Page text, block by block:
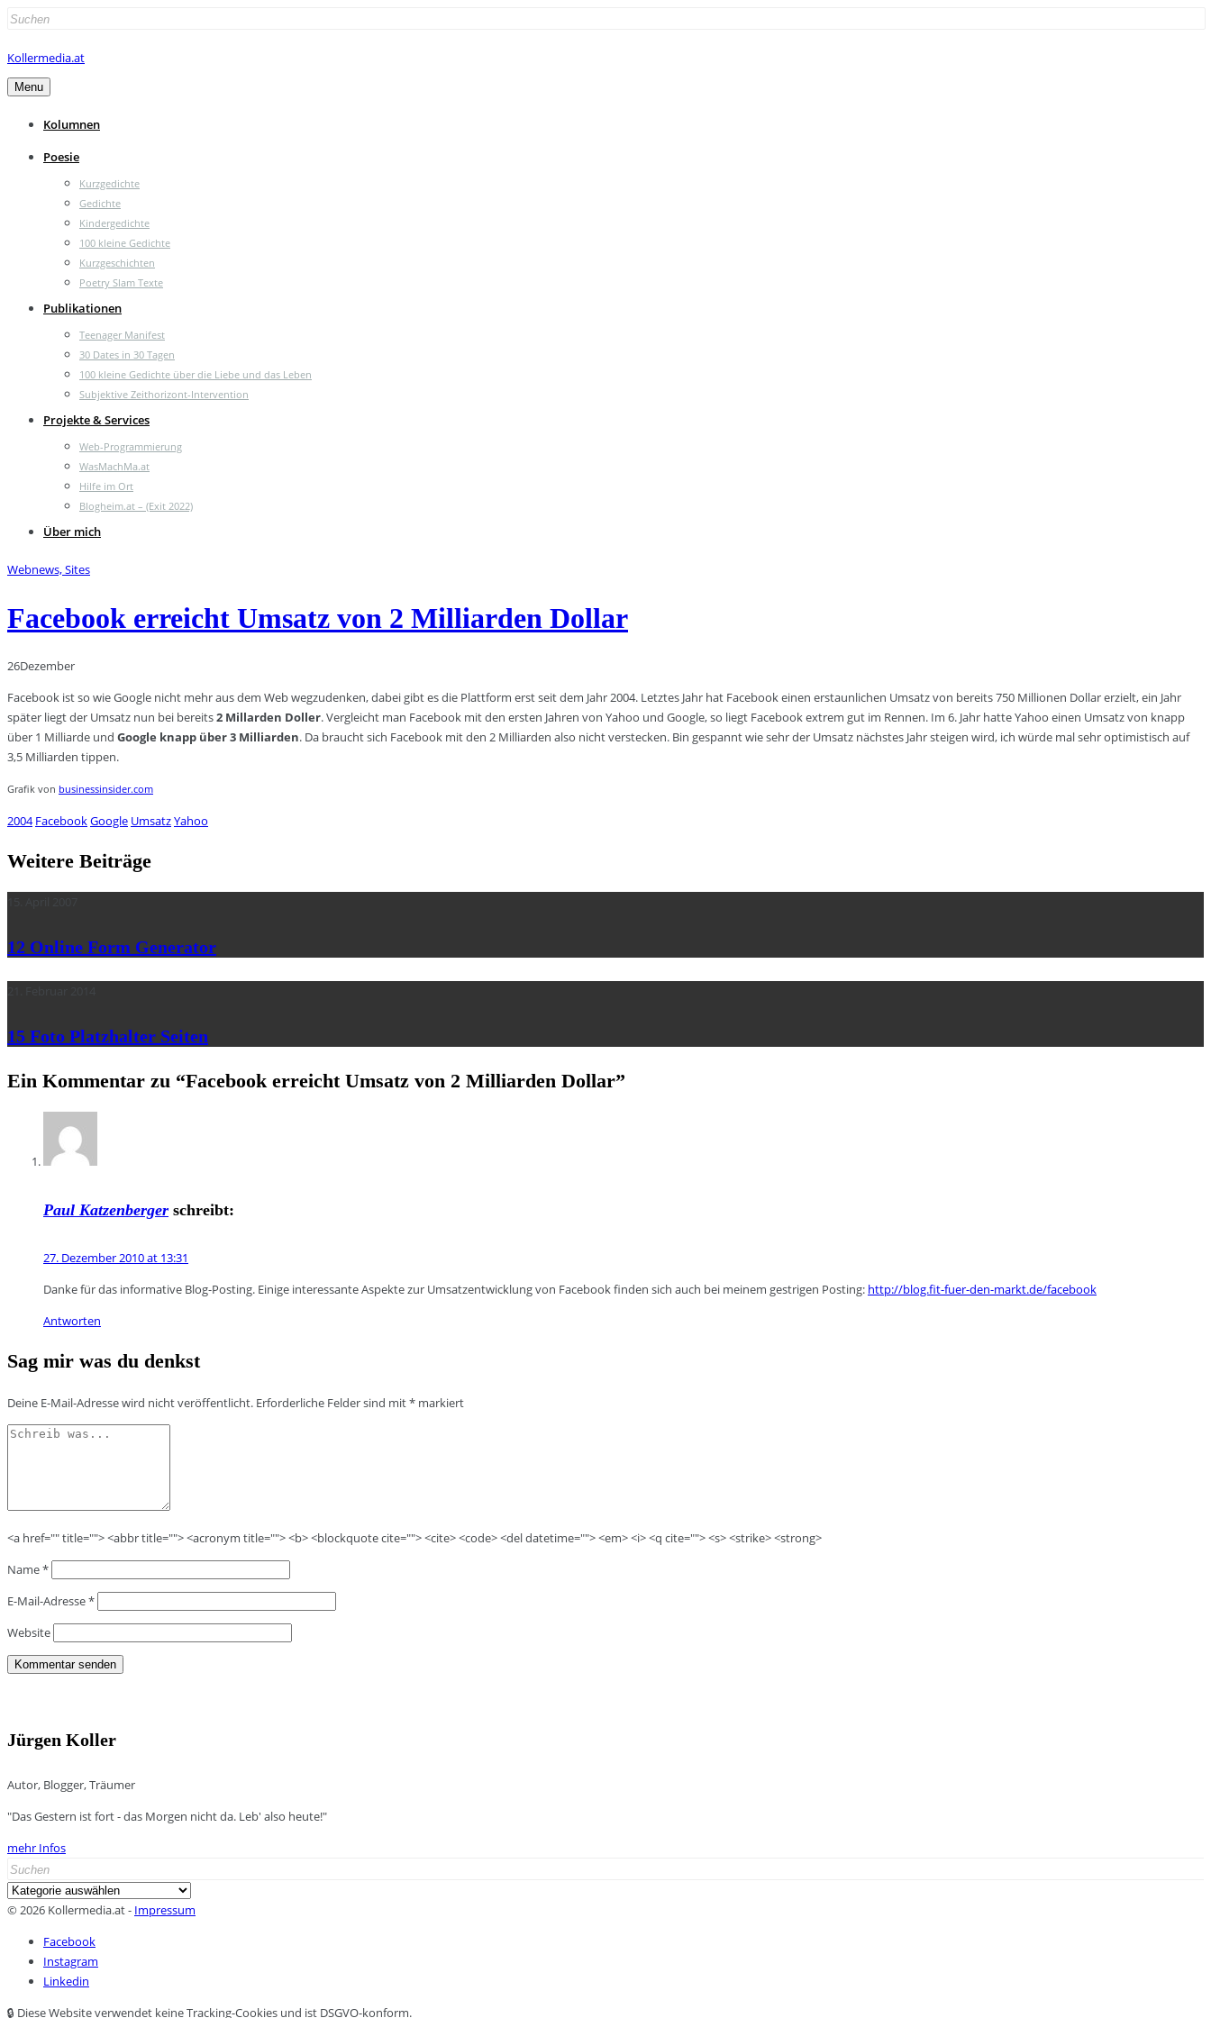
Search
Kollermedia.at
Menu
Kolumnen
Poesie
Kurzgedichte
Gedichte
Kindergedichte
100 kleine Gedichte
Kurzgeschichten
Poetry Slam Texte
Publikationen
Teenager Manifest
30 Dates in 30 Tagen
100 kleine Gedichte über die Liebe und das Leben
Subjektive Zeithorizont-Intervention
Projekte & Services
Web-Programmierung
WasMachMa.at
Hilfe im Ort
Blogheim.at – (Exit 2022)
Über mich
Webnews, Sites
Facebook erreicht Umsatz von 2 Milliarden Dollar
26Dezember
Facebook ist so wie Google nicht mehr aus dem Web wegzudenken, dabei gibt es die Plattform erst seit dem Jahr 2004. Letztes Jahr hat Facebook einen erstaunlichen Umsatz von bereits 750 Millionen Dollar erzielt, ein Jahr
später liegt der Umsatz nun bei bereits2 Millarden Doller. Vergleicht man Facebook mit den ersten Jahren von Yahoo und Google, so liegt Facebook extrem gut im Rennen. Im 6. Jahr hatte Yahoo einen Umsatz von knapp
über 1 Milliarde und Google knapp über 3 Milliarden. Da braucht sich Facebook mit den 2 Milliarden also nicht verstecken. Bin gespannt wie sehr der Umsatz nächstes Jahr steigen wird, ich würde mal sehr optimistisch auf
3,5 Milliarden tippen.
Grafik von businessinsider.com
2004 FacebookGoogle UmsatzYahoo
Weitere Beiträge
12 Online Form Generator
15 Foto Platzhalter Seiten
Ein Kommentar zu “Facebook erreicht Umsatz von 2 Milliarden Dollar”
Paul Katzenberger schreibt:
27. Dezember 2010 at 13:31
Danke für das informative Blog-Posting. Einige interessante Aspekte zur Umsatzentwicklung von Facebook finden sich auch bei meinem gestrigen Posting: http://blog.fit-fuer-den-markt.de/facebook
Antworten
Sag mir was du denkst
Deine E-Mail-Adresse wird nicht veröffentlicht. Erforderliche Felder sind mit* markiert
<a href="" title=""> <abbr title=""> <acronym title=""> <b> <blockquote cite=""> <cite> <code> <del datetime=""> <em> <i> <q cite=""> <s> <strike> <strong>
Name*
E-Mail-Adresse*
Website
Jürgen Koller
Autor, Blogger, Träumer
"Das Gestern ist fort - das Morgen nicht da. Leb' also heute!"
mehr Infos
Search
for:
Kategorien
© 2026 Kollermedia.at - Impressum
Facebook
Instagram
Linkedin
🔒 Diese Website verwendet keine Tracking-Cookies und ist DSGVO-konform.